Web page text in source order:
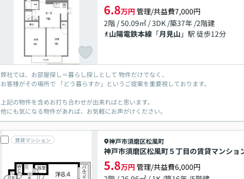
6.8万円 管理/共益費7,000円
2階 / 50.09㎡ / 3DK /築37年 /2階建
山陽電鉄本線 「月見山 」駅 徒歩12分
弊社では、お部屋探し＝暮らし探しとして 物件だけでなく、
お客様がその場所で 「どう暮らすか」というご提案を重要視しております。
上記の物件を含めお打ち合わせが出来ればと思います。
他にも気になる物件があれば、お気軽にお声がけください。
賃貸マンション 神戸市須磨区松風町
神戸市須磨区松風町５丁目の賃貸マンショ
5.8万円 管理/共益費6,000円